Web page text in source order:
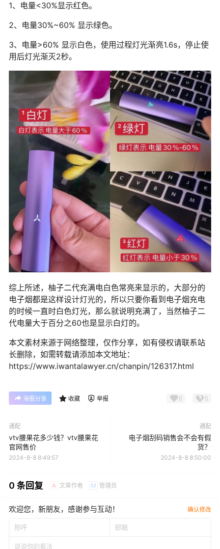
1、电量<30%显示红色。
2、电量30%~60% 显示绿色。
3、电量>60% 显示白色，使用过程灯光渐亮1.6s，停止使
用后灯光渐灭2秒。
综上所述，柚子二代充满电白色常亮来显示的，大部分的
电子烟都是这样设计灯光的，所以只要你看到电子烟充电
的时候一直时白色灯光，那么就说明充满了，当然柚子二
代电量大于百分之60也是显示白灯的。
本文素材来源于网络整理，仅作分享，如有侵权请联系站
长删除，如需转载请添加本文地址：
https://www.iwantalawyer.cn/chanpin/126317.html
海报分享 收藏 举报 0 0
通配
vtv腰果花多少钱？vtv腰果花
官网售价
2024-8-8 8:49:57
通配
电子烟刮码销售会不会有假
货？
2024-8-8 8:50:00
0 条回复 A 文章作者 M 管理员
欢迎您，新朋友，感谢参与互动！ 确认修改